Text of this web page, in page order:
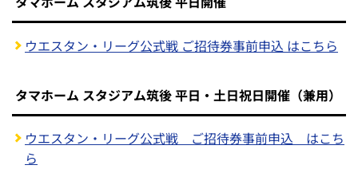
ウエスタン・リーグ公式戦 ご招待券事前申込 はこちら
タマホーム スタジアム筑後 平日・土日祝日開催（兼用）
ウエスタン・リーグ公式戦 ご招待券事前申込 はこち
ら